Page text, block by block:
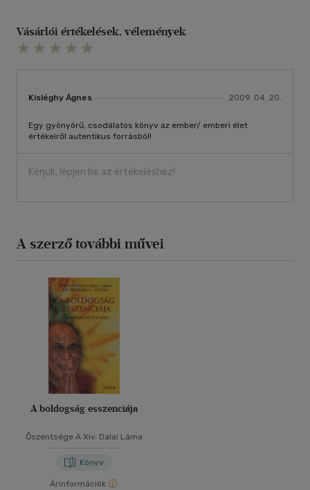
Vásárlói értékelések, vélemények
Kisléghy Ágnes 2009. 04. 20.
Egy gyönyörű, csodálatos könyv az ember/ emberi élet
értékeiről autentikus forrásból!
Kérjük, lépjen be az értékeléshez!
A szerző további művei
A boldogság esszenciája
Őszentsége A Xiv. Dalai Láma
Könyv
Árinformációk